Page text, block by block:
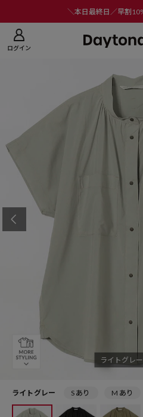
＼本日最終日／早割
ログイン
ライトグレ
ライトグレー S あり M あり